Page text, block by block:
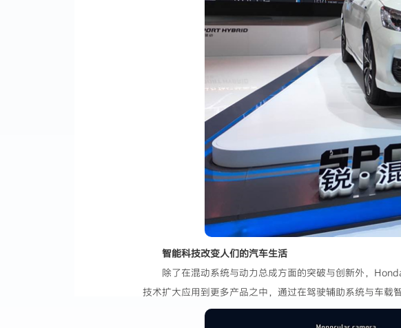
智能科技改变人们的汽车生活
除了在混动系统与动力总成方面的突破与创新外，
技术扩大应用到更多产品之中，通过在驾驶辅助系统与车载